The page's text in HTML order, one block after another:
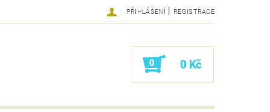
PŘIHLÁŠENÍ | REGISTRACE
0 0 Kč